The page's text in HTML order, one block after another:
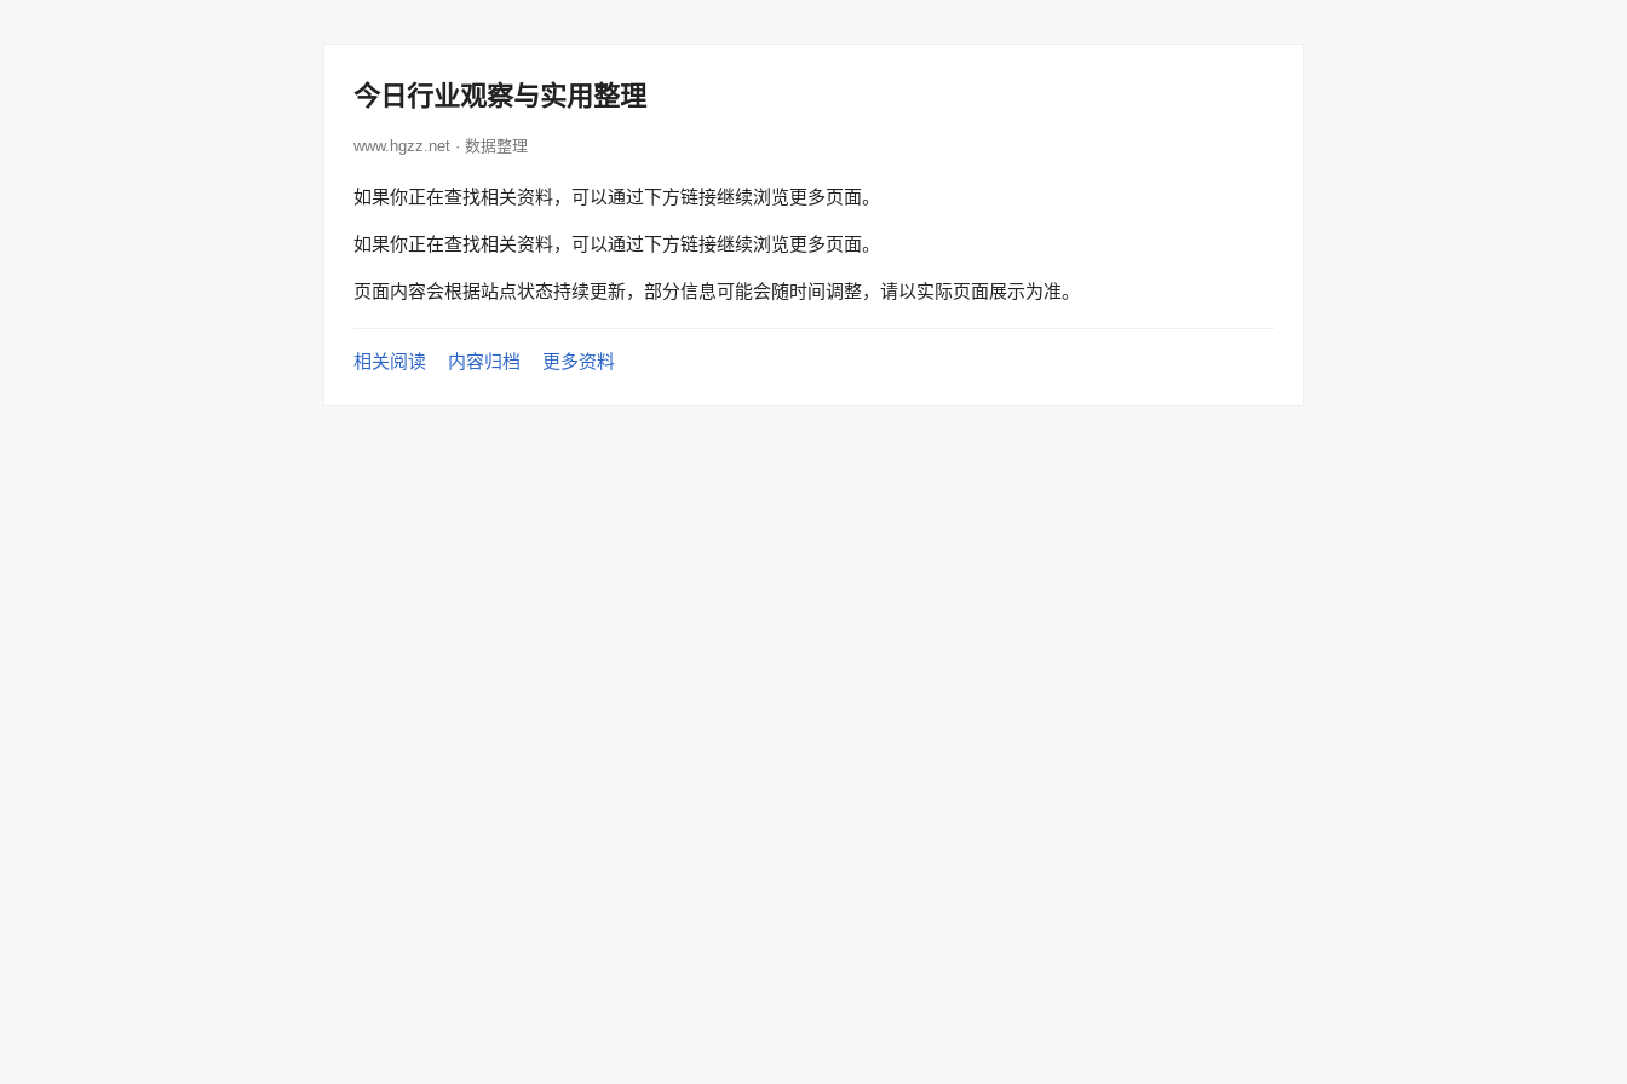
今日行业观察与实用整理
www.hgzz.net · 数据整理
如果你正在查找相关资料，可以通过下方链接继续浏览更多页面。
如果你正在查找相关资料，可以通过下方链接继续浏览更多页面。
页面内容会根据站点状态持续更新，部分信息可能会随时间调整，请以实际页面展示为准。
相关阅读 内容归档 更多资料